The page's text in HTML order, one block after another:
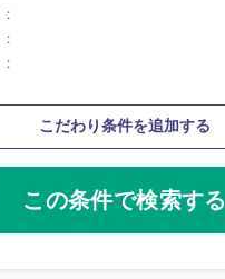
こだわり条件を追加する